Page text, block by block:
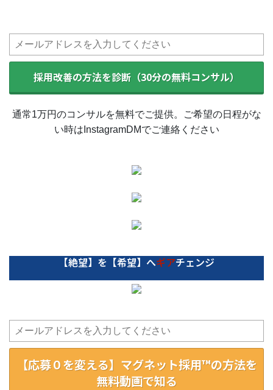
採用改善の方法を診断（30分の無料コンサル）
通常1万円のコンサルを無料でご提供。ご希望の日程がな
い時はInstagramDMでご連絡ください
【絶望】を【希望】へギアチェンジ
【応募０を変える】マグネット採用™の方法を
無料動画で知る